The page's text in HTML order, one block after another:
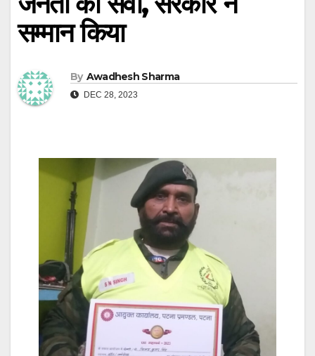
सम्मान किया
By Awadhesh Sharma
DEC 28, 2023